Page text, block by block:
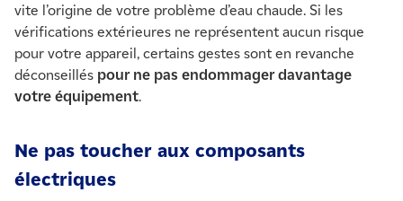
vite l’origine de votre problème d’eau chaude. Si les
vérifications extérieures ne représentent aucun risque
pour votre appareil, certains gestes sont en revanche
déconseillés pour ne pas endommager davantage
votre équipement.
Ne pas toucher aux composants
électriques